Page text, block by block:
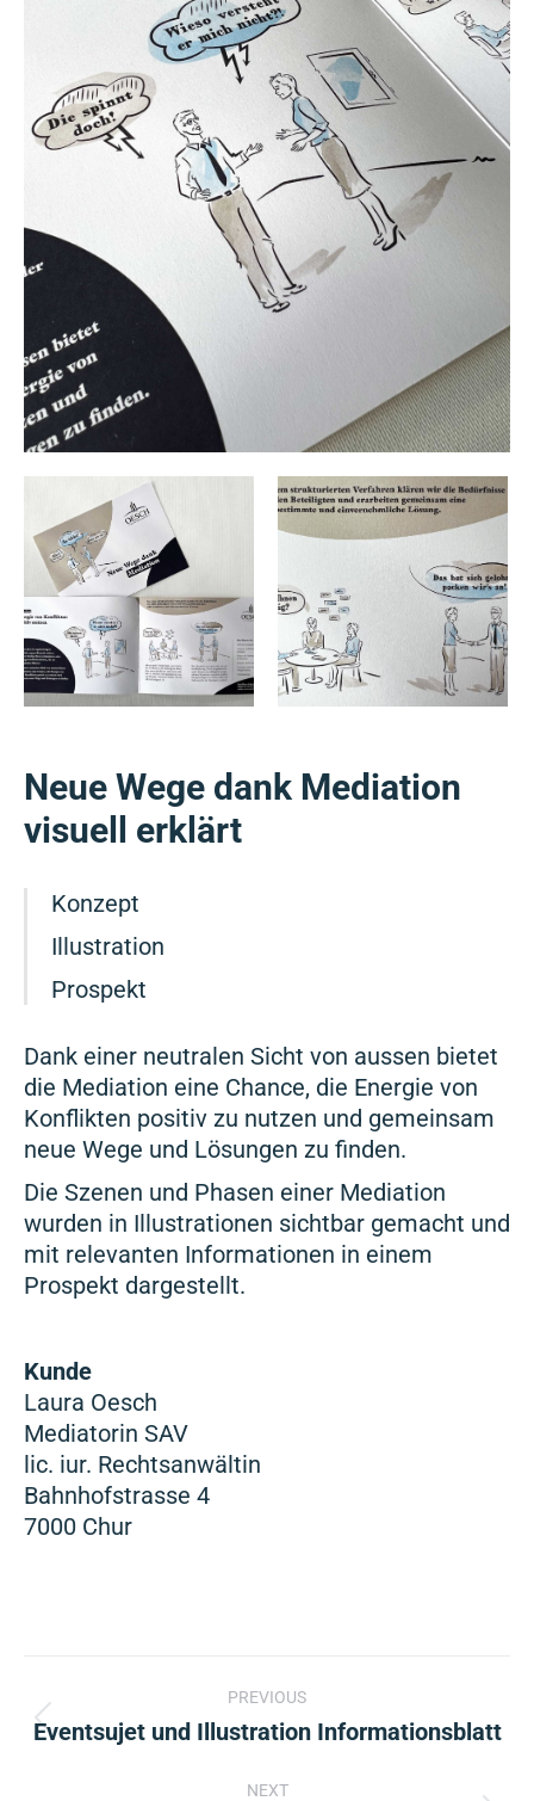
Neue Wege dank Mediation
visuell erklärt
Konzept
Illustration
Prospekt
Dank einer neutralen Sicht von aussen bietet
die Mediation eine Chance, die Energie von
Konflikten positiv zu nutzen und gemeinsam
neue Wege und Lösungen zu finden.
Die Szenen und Phasen einer Mediation
wurden in Illustrationen sichtbar gemacht und
mit relevanten Informationen in einem
Prospekt dargestellt.
Kunde
Laura Oesch
Mediatorin SAV
lic. iur. Rechtsanwältin
Bahnhofstrasse 4
7000 Chur
navigation
PREVIOUS
Previous
Eventsujet und Illustration Informationsblatt
NEXT